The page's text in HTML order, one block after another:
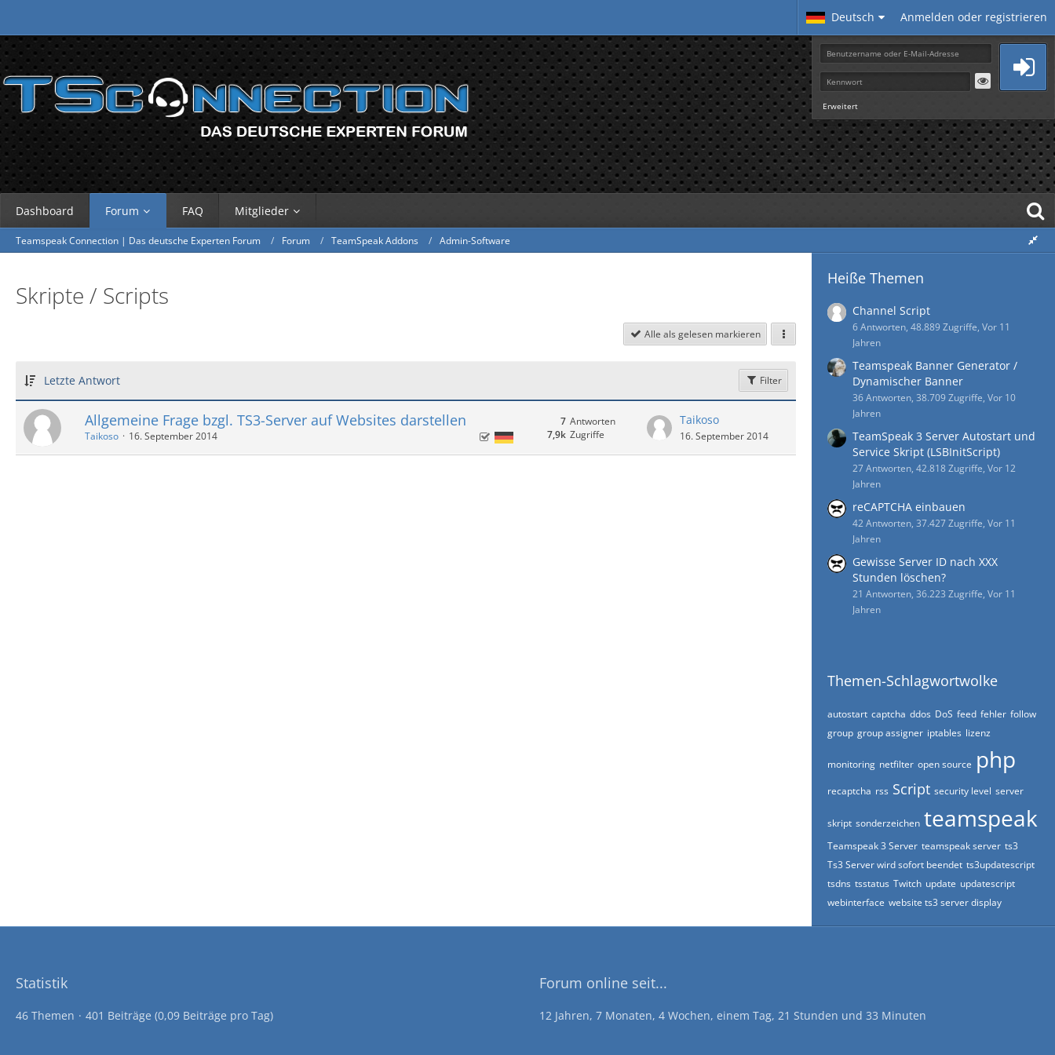
Deutsch Anmelden oder registrieren
Erweitert
Dashboard Forum FAQ Mitglieder
Teamspeak Connection | Das deutsche Experten Forum Forum TeamSpeak Addons Admin-Software
Skripte / Scripts
Alle als gelesen markieren
Letzte Antwort Filter
Allgemeine Frage bzgl. TS3-Server auf Websites darstellen
Taikoso 16. September 2014
Antworten
7
Zugriffe
7,9k
Taikoso
16. September 2014
Heiße Themen
Channel Script
6 Antworten, 48.889 Zugriffe, Vor 11
Jahren
Teamspeak Banner Generator /
Dynamischer Banner
36 Antworten, 38.709 Zugriffe, Vor 10
Jahren
TeamSpeak 3 Server Autostart und
Service Skript (LSBInitScript)
27 Antworten, 42.818 Zugriffe, Vor 12
Jahren
reCAPTCHA einbauen
42 Antworten, 37.427 Zugriffe, Vor 11
Jahren
Gewisse Server ID nach XXX
Stunden löschen?
21 Antworten, 36.223 Zugriffe, Vor 11
Jahren
Themen-Schlagwortwolke
autostart captcha ddos DoS feed fehler follow
group group assigner iptables lizenz
monitoring netfilter open source php
recaptcha rss Script security level server
skript sonderzeichen teamspeak
Teamspeak 3 Server teamspeak server ts3
Ts3 Server wird sofort beendet ts3updatescript
tsdns tsstatus Twitch update updatescript
webinterface website ts3 server display
Statistik
46 Themen 401 Beiträge (0,09 Beiträge pro Tag)
Forum online seit...
12 Jahren, 7 Monaten, 4 Wochen, einem Tag, 21 Stunden und 33 Minuten